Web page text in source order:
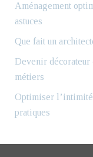
Aménagement
astuces
Que fait un
Devenir décorateur
métiers
Optimiser l’intimité
pratiques